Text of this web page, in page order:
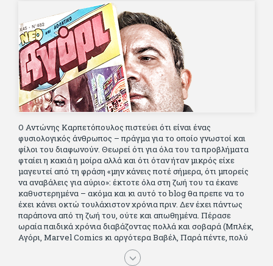
Ο Αντώνης Καρπετόπουλος πιστεύει ότι είναι ένας
φυσιολογικός άνθρωπος – πράγμα για το οποίο γνωστοί και
φίλοι του διαφωνούν. Θεωρεί ότι για όλα του τα προβλήματα
φταίει η κακιά η μοίρα αλλά και ότι όταν ήταν μικρός είχε
μαγευτεί από τη φράση «μην κάνεις ποτέ σήμερα, ότι μπορείς
να αναβάλεις για αύριο»: έκτοτε όλα στη ζωή του τα έκανε
καθυστερημένα – ακόμα και κι αυτό το blog θα πρεπε να το
έχει κάνει οκτώ τουλάχιστον χρόνια πριν. Δεν έχει πάντως
παράπονα από τη ζωή του, ούτε και απωθημένα. Πέρασε
ωραία παιδικά χρόνια διαβάζοντας πολλά και σοβαρά (Μπλέκ,
Αγόρι, Μarvel Comics κι αργότερα Βαβέλ, Παρά πέντε, πολύ
Αλέξανδρο Δουμά και αρκετό Ιούλιο Βέρν πριν τον κερδίσουν
τα αστυνομικά), απέκτησε τους σωστούς φίλους κυρίως γιατί